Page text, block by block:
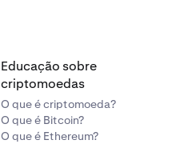
Educação sobre
criptomoedas
O que é criptomoeda?
O que é Bitcoin?
O que é Ethereum?